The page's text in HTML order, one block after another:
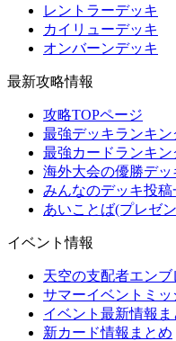
レントラーデッキ
カイリューデッキ
オンバーンデッキ
最新攻略情報
攻略TOPページ
最強デッキランキン
最強カードランキン
海外大会の優勝デッ
みんなのデッキ投稿
あいことば(プレゼ
イベント情報
天空の支配者エン
サマーイベントミッ
イベント最新情報ま
新カード情報まとめ